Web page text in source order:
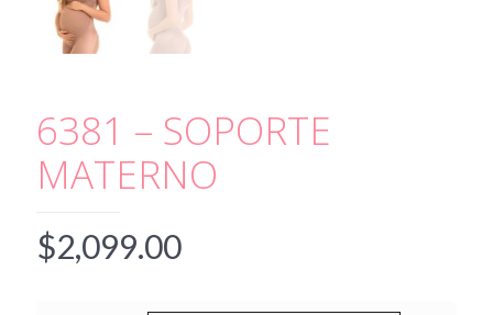
6381 – SOPORTE
MATERNO
$2,099.00